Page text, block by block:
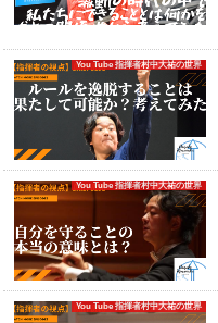
You Tube 指揮者村中大祐の世界
You Tube 指揮者村中大祐の世界
You Tube 指揮者村中大祐の世界